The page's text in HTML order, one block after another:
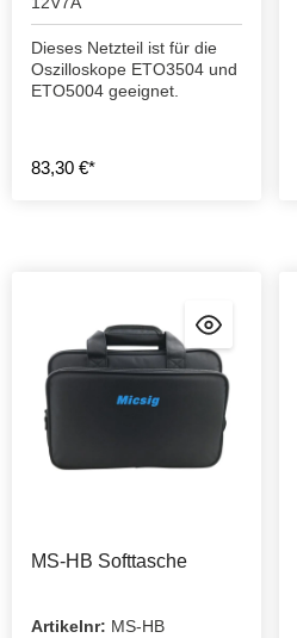
Dieses Netzteil ist für die
Oszilloskope ETO3504 und
ETO5004 geeignet.
83,30 €*
MS-HB Softtasche
Artikelnr: MS-HB